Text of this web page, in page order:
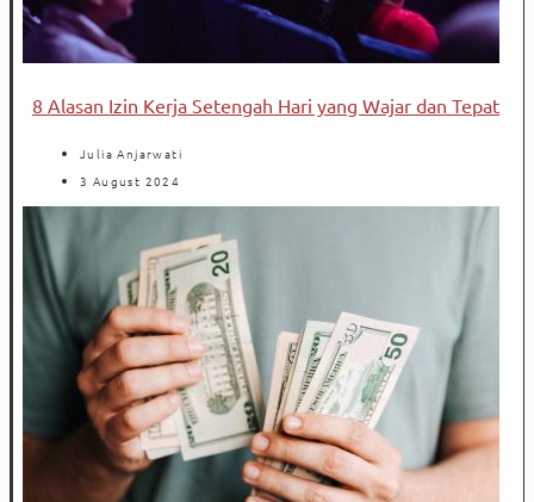
8 Alasan Izin Kerja Setengah Hari yang Wajar dan Tepat
Julia Anjarwati
3 August 2024